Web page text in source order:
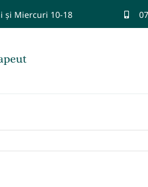
și Miercuri 10-18